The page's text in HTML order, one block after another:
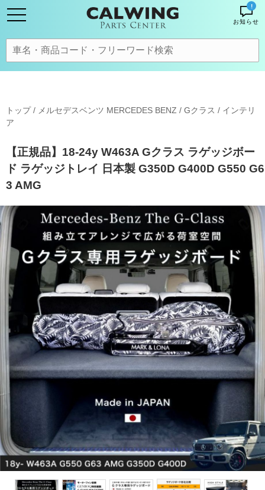
!
お知らせ
トップ/ メルセデスベンツ MERCEDES BENZ / Gクラス / インテリ
ア
【正規品】18-24y W463A Gクラス ラゲッジボー
ド ラゲッジトレイ 日本製 G350D G400D G550 G6
3 AMG